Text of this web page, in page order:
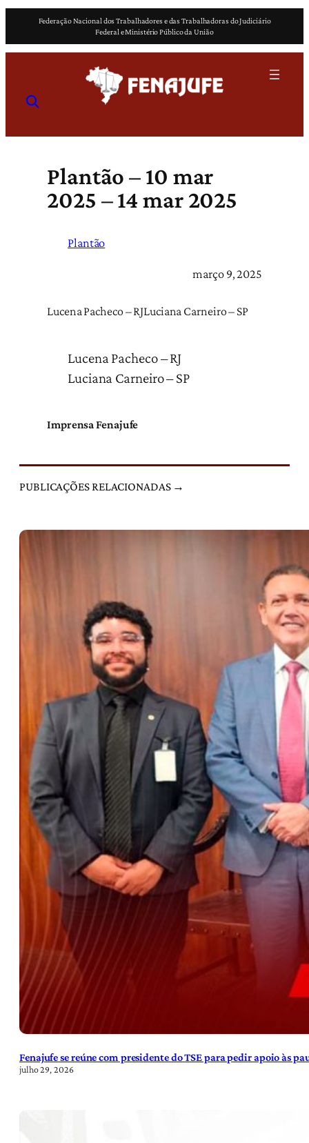
o
Federação Nacional dos Trabalhadores e das Trabalhadoras do Judiciário
Federal e Ministério Público da União
Plantão – 10 mar
2025 – 14 mar 2025
Plantão
março 9, 2025
Lucena Pacheco – RJLuciana Carneiro – SP
Lucena Pacheco – RJ
Luciana Carneiro – SP
Imprensa Fenajufe
PUBLICAÇÕES RELACIONADAS →
Fenajufe se reúne com presidente do TSE para pedir apoio às
julho 29, 2026